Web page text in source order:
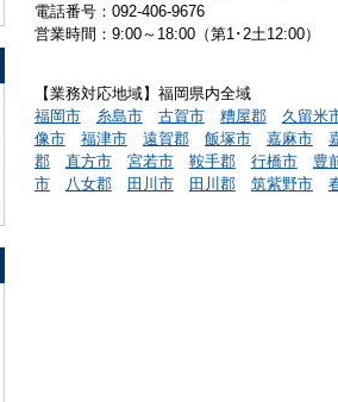
電話番号：092-406-9676
営業時間：9:00～18:00（第1･2土12:00）
【業務対応地域】福岡県内全域
福岡市
糸島市 古賀市 糟屋郡 久留米
像市
福津市 遠賀郡 飯塚市 嘉麻市
郡
直方市 宮若市 鞍手郡 行橋市 豊
市
八女郡 田川市 田川郡 筑紫野市